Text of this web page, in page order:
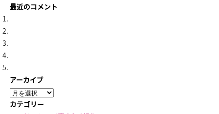
最近のコメント
アーカイブ
ア
ー
カテゴリー